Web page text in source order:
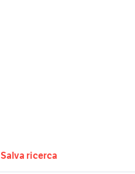
Salva ricerca